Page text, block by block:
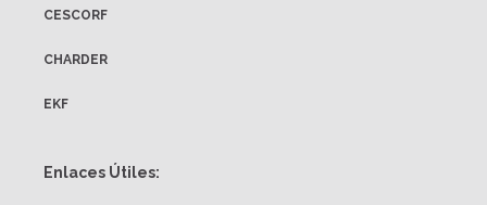
CESCORF
CHARDER
EKF
Enlaces Útiles: